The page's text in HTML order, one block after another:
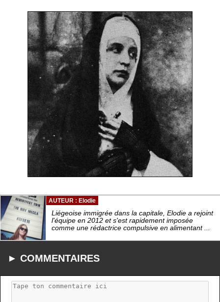
AUTEUR : Elodie
Liégeoise immigrée dans la capitale, Elodie a rejoint
l'équipe en 2012 et s'est rapidement imposée
comme une rédactrice compulsive en alimentant ...
► COMMENTAIRES